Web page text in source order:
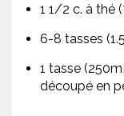
1 1/2 c. à thé
6-8 tasses
1 tasse
découpé en